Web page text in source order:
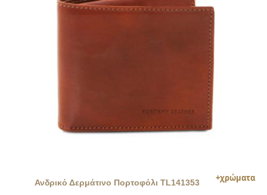
Ανδρικό Δερμάτινο Πορτοφόλι TL141353